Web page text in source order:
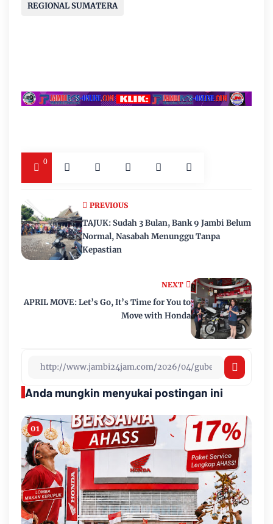
REGIONAL SUMATERA
0
NEXT
APRIL MOVE: Let’s Go, It’s Time for You to
Move with Honda
PREVIOUS
TAJUK: Sudah 3 Bulan, Bank 9 Jambi Belum
Normal, Nasabah Menunggu Tanpa
Kepastian
Anda mungkin menyukai postingan ini